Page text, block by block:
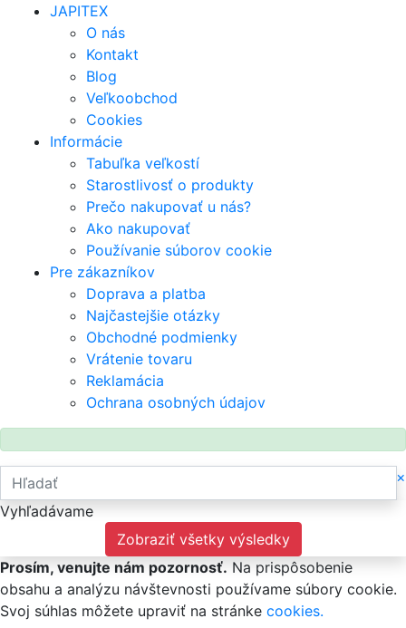
JAPITEX
O nás
Kontakt
Blog
Veľkoobchod
Cookies
Informácie
Tabuľka veľkostí
Starostlivosť o produkty
Prečo nakupovať u nás?
Ako nakupovať
Používanie súborov cookie
Pre zákazníkov
Doprava a platba
Najčastejšie otázky
Obchodné podmienky
Vrátenie tovaru
Reklamácia
Ochrana osobných údajov
×
Vyhľadávame
Zobraziť všetky výsledky
Prosím, venujte nám pozornosť. Na prispôsobenie
obsahu a analýzu návštevnosti používame súbory cookie.
Svoj súhlas môžete upraviť na stránke cookies.